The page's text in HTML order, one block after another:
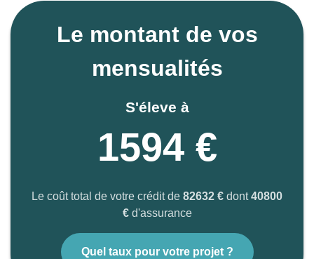
Le montant de vos
mensualités
S'éleve à
1594 €
Le coût total de votre crédit de 82632 € dont40800
€d'assurance
Quel taux pour votre projet ?